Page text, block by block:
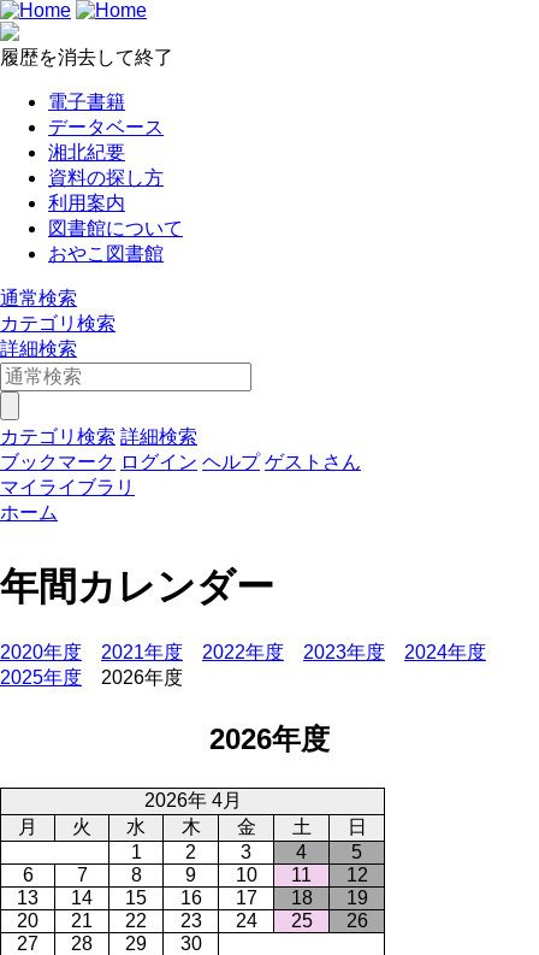
履歴を消去して終了
電子書籍
データベース
湘北紀要
資料の探し方
利用案内
図書館について
おやこ図書館
通常検索
カテゴリ検索
詳細検索
カテゴリ検索 詳細検索
ブックマーク ログイン ヘルプ ゲストさん
マイライブラリ
ホーム
年間カレンダー
2020年度 2021年度 2022年度 2023年度
2024年度
2025年度
2026年度
2026年度
2026年 4月
月
火 水 木 金 土
日
1
2 3 4
5
6
7 8 9 10 11
12
13
14 15 16 17 18
19
20
21 22 23 24 25
26
27
28 29 30